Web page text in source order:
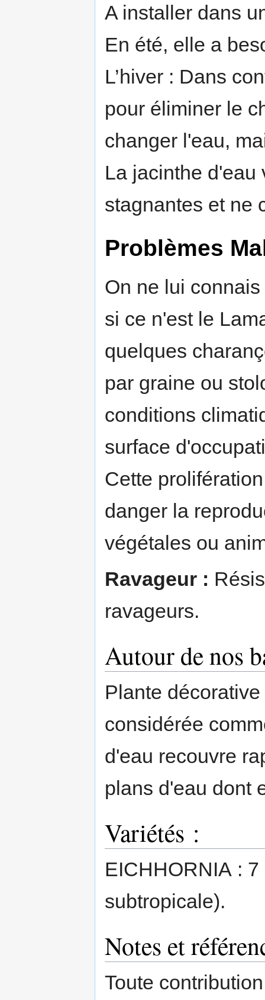
A installer dans
En été, elle a
L’hiver : Dans
pour éliminer le
changer l'eau,
La jacinthe d'eau
stagnantes et ne
Problèmes
On ne lui
si ce n'est le
quelques
par graine ou
conditions
surface
Cette
danger la
végétales ou
Ravageur :
ravageurs.
Autour de nos
Plante
considérée
d'eau recouvre
plans d'eau dont
Variétés :
EICHHORNIA :
subtropicale).
Notes et
Toute